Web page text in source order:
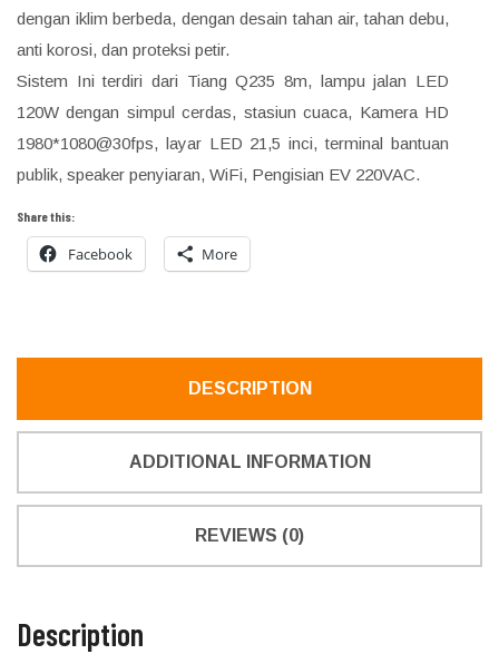
dengan iklim berbeda, dengan desain tahan air, tahan debu,
anti korosi, dan proteksi petir.
Sistem Ini terdiri dari Tiang Q235 8m, lampu jalan LED
120W dengan simpul cerdas, stasiun cuaca, Kamera HD
1980*1080@30fps, layar LED 21,5 inci, terminal bantuan
publik, speaker penyiaran, WiFi, Pengisian EV 220VAC.
Share this:
Facebook More
DESCRIPTION
ADDITIONAL INFORMATION
REVIEWS (0)
Description